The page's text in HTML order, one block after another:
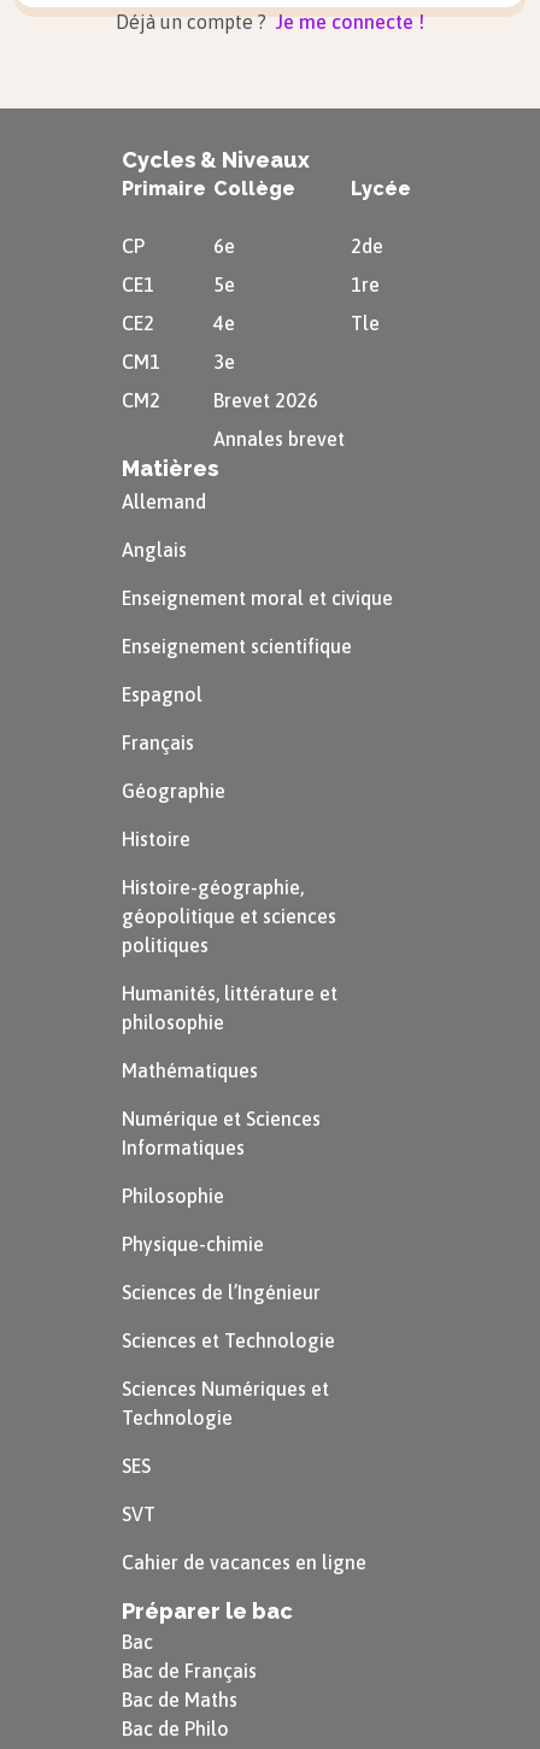
Déjà un compte ? Je me connecte !
Cycles & Niveaux
Primaire
CP
CE1
CE2
CM1
CM2
Collège
6e
5e
4e
3e
Brevet 2026
Annales brevet
Lycée
2de
1re
Tle
Matières
Allemand
Anglais
Enseignement moral et civique
Enseignement scientifique
Espagnol
Français
Géographie
Histoire
Histoire-géographie,
géopolitique et sciences
politiques
Humanités, littérature et
philosophie
Mathématiques
Numérique et Sciences
Informatiques
Philosophie
Physique-chimie
Sciences de l’Ingénieur
Sciences et Technologie
Sciences Numériques et
Technologie
SES
SVT
Cahier de vacances en ligne
Préparer le bac
Bac
Bac de Français
Bac de Maths
Bac de Philo